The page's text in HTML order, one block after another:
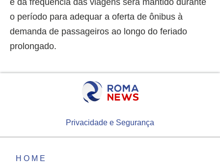
e da frequência das viagens será mantido durante
o período para adequar a oferta de ônibus à
demanda de passageiros ao longo do feriado
prolongado.
Privacidade e Segurança
HOME